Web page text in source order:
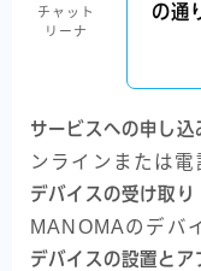
チャット
リーナ
の通
サービスへの申し込
ンラインまたは電
デバイスの受け取り
MANOMAのデバ
デバイスの設置とア